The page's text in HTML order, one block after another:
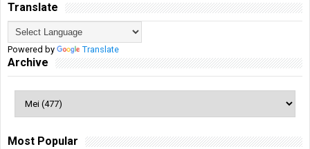
Translate
Powered by Translate
Archive
Most Popular